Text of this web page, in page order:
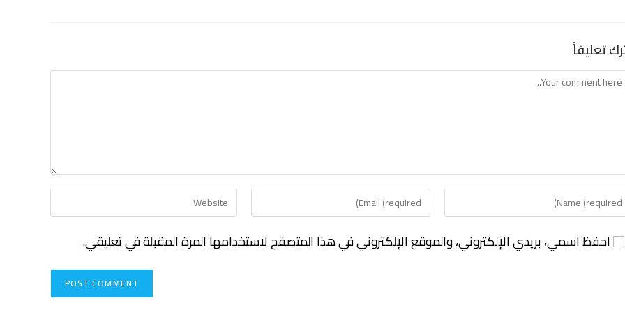
تعليقاً
احفظ اسمي، بريدي الإلكتروني، والموقع الإلكتروني في هذا المتصفح لاستخدامها المرة المقبلة في تعليقي.